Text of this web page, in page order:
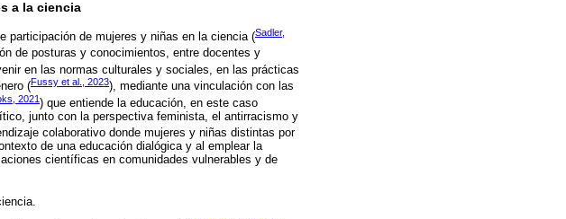
a la ciencia
participación de mujeres y niñas en la ciencia (Sadler,
de posturas y conocimientos, entre docentes y
en las normas culturales y sociales, en las prácticas
(Fussy et al., 2023), mediante una vinculación con las
2021) que entiende la educación, en este caso
junto con la perspectiva feminista, el antirracismo y
colaborativo donde mujeres y niñas distintas por
de una educación dialógica y al emplear la
científicas en comunidades vulnerables y de